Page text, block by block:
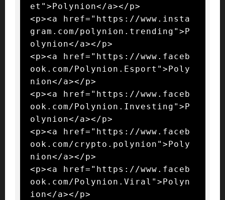
et">Polynion</a></p>
<p><a href="https://www.insta
gram.com/polynion.trending">P
olynion</a></p>
<p><a href="https://www.faceb
ook.com/Polynion.Esport">Poly
nion</a></p>
<p><a href="https://www.faceb
ook.com/Polynion.Investing">P
olynion</a></p>
<p><a href="https://www.faceb
ook.com/crypto.polynion">Poly
nion</a></p>
<p><a href="https://www.faceb
ook.com/Polynion.Viral">Polyn
ion</a></p>